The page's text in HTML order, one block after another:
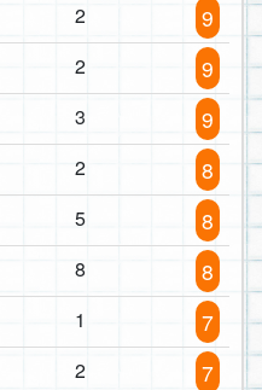
2 9
2 9
3 9
2 8
5 8
8 8
1 7
2 7